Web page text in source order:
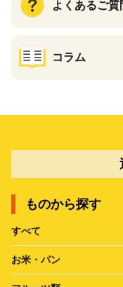
よくあるご質
コラム
ものから探す
すべて
お米・パン